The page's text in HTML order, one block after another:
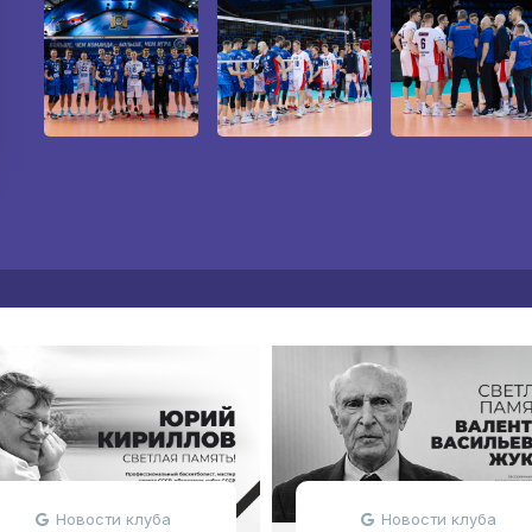
Новости клуба Новости клуба